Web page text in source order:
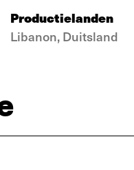
Productielanden
Libanon, Duitsland